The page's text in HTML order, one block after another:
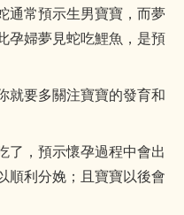
通常預示生男寶寶，而夢
孕婦夢見蛇吃鯉魚，是預
就要多關注寶寶的發育和
了，預示懷孕過程中會出
順利分娩；且寶寶以後會